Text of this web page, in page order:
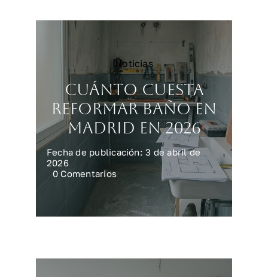
Noticias
Cuánto cuesta
reformar baño en
Madrid en 2026
Fecha de publicación: 3 de abril de
2026
0 Comentarios
Cuánto
reformar
baño
2026